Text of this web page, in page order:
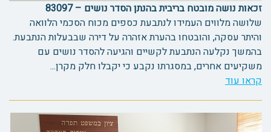
זכאות נושה מובטח בריבית בהנתן הסדר נושים – 83097
שלושה מלווים העמידו לנתבעת כספים מכוח הסכמי הלוואה
והיתר עסקה, והובטחו בהערת אזהרה על דירה שבבעלות הנתבעת.
בהמשך נקלעה הנתבעת לקשיים והגיעה להסדר נושים עם
משקיעים אחרים, במסגרתו נקבע כי יקבלו חלק מקרן...
קראו עוד